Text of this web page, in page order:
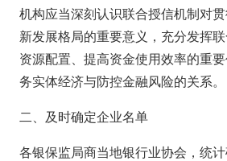
机构应当深刻认识联合授信机制对
新发展格局的重要意义，充分发挥
资源配置、提高资金使用效率的重
务实体经济与防控金融风险的关系。
二、及时确定企业名单
各银保监局商当地银行业协会，统